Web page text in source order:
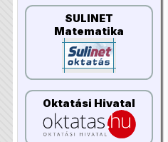
SULINET
Matematika
Oktatási Hivatal